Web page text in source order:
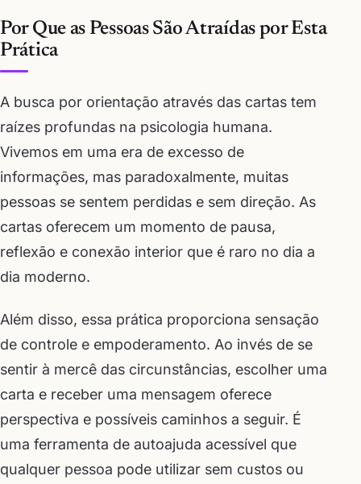
Por Que as Pessoas São Atraídas por Esta
Prática
A busca por orientação através das cartas tem
raízes profundas na psicologia humana.
Vivemos em uma era de excesso de
informações, mas paradoxalmente, muitas
pessoas se sentem perdidas e sem direção. As
cartas oferecem um momento de pausa,
reflexão e conexão interior que é raro no dia a
dia moderno.
Além disso, essa prática proporciona sensação
de controle e empoderamento. Ao invés de se
sentir à mercê das circunstâncias, escolher uma
carta e receber uma mensagem oferece
perspectiva e possíveis caminhos a seguir. É
uma ferramenta de autoajuda acessível que
qualquer pessoa pode utilizar sem custos ou